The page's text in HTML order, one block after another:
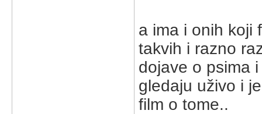
a ima i onih koji
takvih i razno
dojave o psima
gledaju uživo i
film o tome..